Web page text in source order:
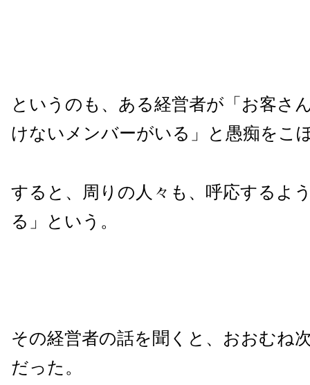
というのも、ある経営者が「お客さ
けないメンバーがいる」と愚痴をこ
すると、周りの人々も、呼応するよ
る」という。
その経営者の話を聞くと、おおむね
だった。